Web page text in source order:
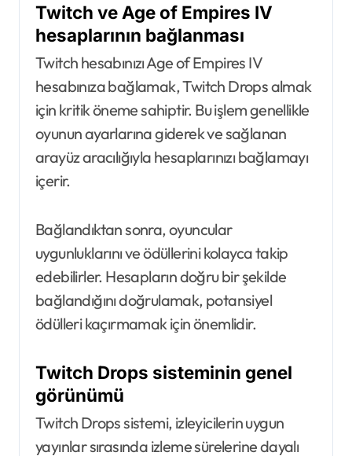
Twitch ve Age of Empires IV
hesaplarının bağlanması
Twitch hesabınızı Age of Empires IV
hesabınıza bağlamak, Twitch Drops almak
için kritik öneme sahiptir. Bu işlem genellikle
oyunun ayarlarına giderek ve sağlanan
arayüz aracılığıyla hesaplarınızı bağlamayı
içerir.
Bağlandıktan sonra, oyuncular
uygunluklarını ve ödüllerini kolayca takip
edebilirler. Hesapların doğru bir şekilde
bağlandığını doğrulamak, potansiyel
ödülleri kaçırmamak için önemlidir.
Twitch Drops sisteminin genel
görünümü
Twitch Drops sistemi, izleyicilerin uygun
yayınlar sırasında izleme sürelerine dayalı